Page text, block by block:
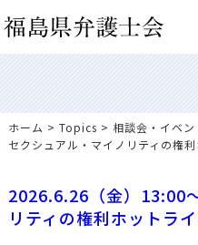
ホーム > Topics > 相談会・イベン
セクシュアル・マイノリティの権
2026.6.26（金）13:00
リティの権利ホット